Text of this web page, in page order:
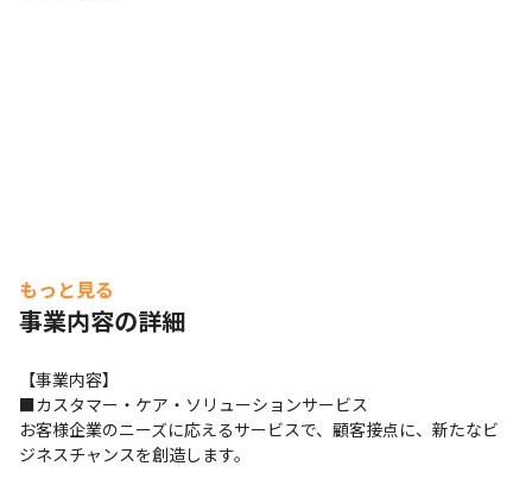
もっと見る
事業内容の詳細
【事業内容】
■カスタマー・ケア・ソリューションサービス
お客様企業のニーズに応えるサービスで、顧客接点に、新たなビ
ジネスチャンスを創造します。